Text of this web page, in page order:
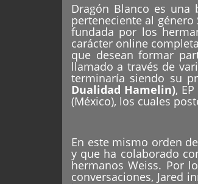
Dragón Blanco es una
perteneciente al
fundada por los
carácter online
que desean formar
llamado a través de
terminaría siendo su
Dualidad Hamelin),
(México), los cuales
En este mismo orden
y que ha colaborado
hermanos Weiss. Por
conversaciones, Jared